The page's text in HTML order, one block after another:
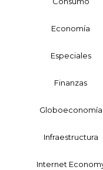
Economía
Especiales
Finanzas
Globoeconomía
Infraestructura
Internet